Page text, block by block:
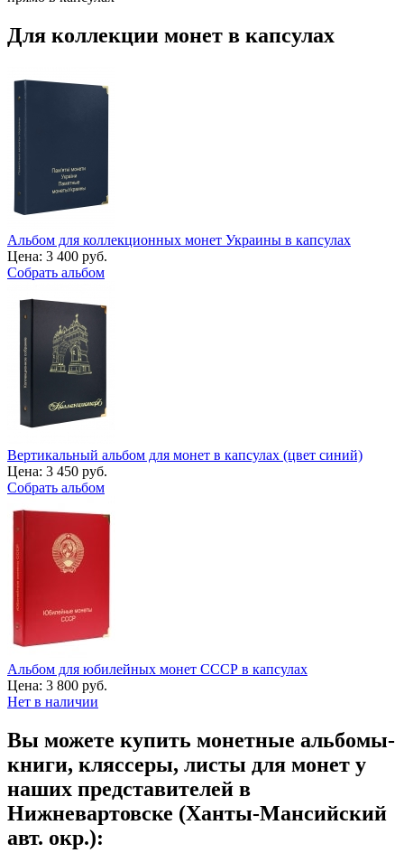
Для коллекции монет в капсулах
Альбом для коллекционных монет Украины в капсулах
Цена: 3 400 руб.
Собрать альбом
Вертикальный альбом для монет в капсулах (цвет синий)
Цена: 3 450 руб.
Собрать альбом
Альбом для юбилейных монет СССР в капсулах
Цена: 3 800 руб.
Нет в наличии
Вы можете купить монетные альбомы-
книги, кляссеры, листы для монет у
наших представителей в
Нижневартовске (Ханты-Мансийский
авт. окр.):